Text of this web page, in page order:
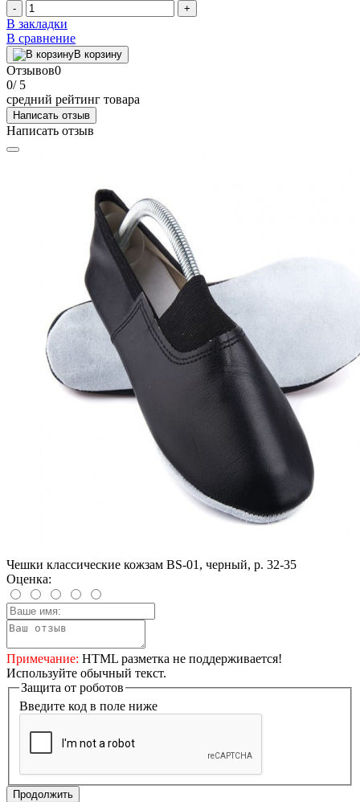
- +
В закладки
В сравнение
В корзину
Отзывов0
0/ 5
средний рейтинг товара
Написать отзыв
Написать отзыв
Чешки классические кожзам BS-01, черный, р. 32-35
Оценка:
Примечание: HTML разметка не поддерживается!
Используйте обычный текст.
Защита от роботов
Введите код в поле ниже
Продолжить